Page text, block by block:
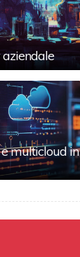
aziendale
multicloud in